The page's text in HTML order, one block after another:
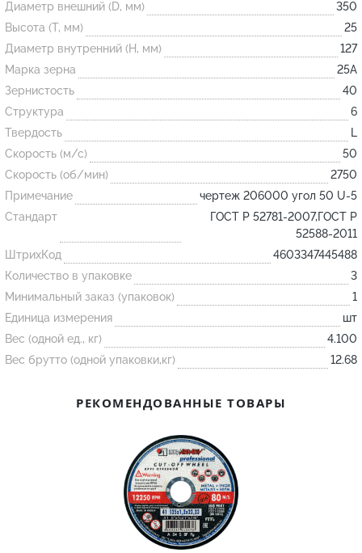
Огнеупорные
изделия
Скачать каталог
Тигель
Муфель
Черпак
Шербер
Трубка
Стержень
Пробка
Подставка
Лодочка
Контакт
Желоб
Диаметр внешний (D, мм)
350
Высота (T, мм)
25
Диаметр внутренний (H, мм)
127
Марка зерна
25А
Зернистость
40
Структура
6
Твердость
L
Скорость (м/с)
50
Скорость (об/мин)
2750
Примечание
чертеж 206000 угол 50 U-5
Стандарт
ГОСТ Р 52781-2007,ГОСТ Р
52588-2011
ШтрихКод
4603347445488
Количество в упаковке
3
Минимальный заказ (упаковок)
1
Единица измерения
шт
Вес (одной ед., кг)
4.100
Вес брутто (одной упаковки,кг)
12.68
РЕКОМЕНДОВАННЫЕ ТОВАРЫ